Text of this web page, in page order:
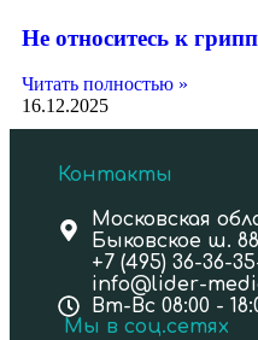
Не относитесь к
Читать полностью »
16.12.2025
Контакты
Московская
Быковское ш.
+7 (495) 36-36-
info@lider-
Вт-Вс 08:00 -
Мы в соц.сетях